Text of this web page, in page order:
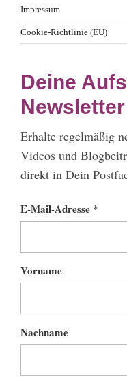
Impressum
Cookie-Richtlinie (EU)
Deine
Newsletter
Erhalte regelmäßig
Videos und
direkt in Dein
E-Mail-Adresse *
Vorname
Nachname